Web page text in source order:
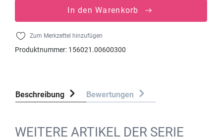
In den Warenkorb
Zum Merkzettel hinzufügen
Produktnummer: 156021.00600300
Beschreibung Bewertungen
WEITERE ARTIKEL DER SERIE